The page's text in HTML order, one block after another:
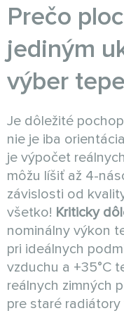
Prečo
jediným
výber
Je dôležité
nie je iba
je výpočet
môžu líšiť až 4-
závislosti od
všetko! Kriticky
nominálny výkon
pri ideálnych
vzduchu a +35°C
reálnych zimných
pre staré